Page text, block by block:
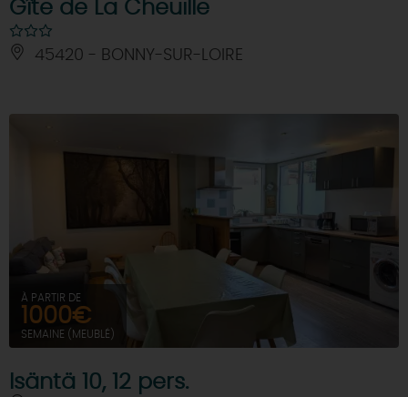
Gîte de La Cheuille
45420 - BONNY-SUR-LOIRE
À PARTIR DE
1000€
SEMAINE (MEUBLÉ)
Isäntä 10, 12 pers.